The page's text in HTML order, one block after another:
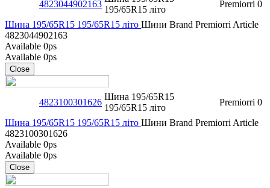
4823044902163
195/65R15 літо
Premiorri 0
Шина 195/65R15 195/65R15 літо Шини Brand Premiorri Article
4823044902163
Available 0ps
Available 0ps
Close
4823100301626
Шина 195/65R15
195/65R15 літо
Premiorri 0
Шина 195/65R15 195/65R15 літо Шини Brand Premiorri Article
4823100301626
Available 0ps
Available 0ps
Close